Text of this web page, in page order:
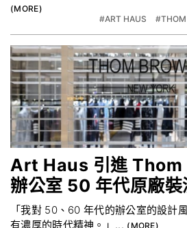
#ART HAUS #THOM
Art Haus 引進 Thom
辦公室 50 年代原廠裝
「我對 50、60 年代的辦公室的設計
有濃厚的時代精神。」...